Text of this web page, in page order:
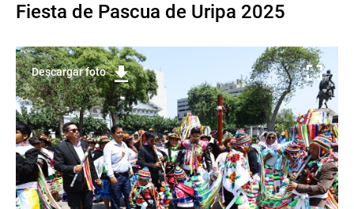
Fiesta de Pascua de Uripa 2025
Descargar foto